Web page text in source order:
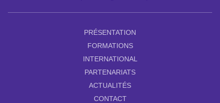
PRÉSENTATION
FORMATIONS
INTERNATIONAL
PARTENARIATS
ACTUALITÉS
CONTACT